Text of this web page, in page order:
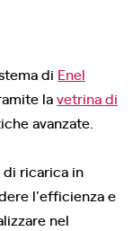
di Enel
lavetrina di
avanzate.
ricarica in
l'efficienza e
nel